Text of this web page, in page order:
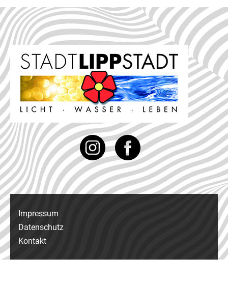
InstagramFacebook
Impressum
Datenschutz
Kontakt